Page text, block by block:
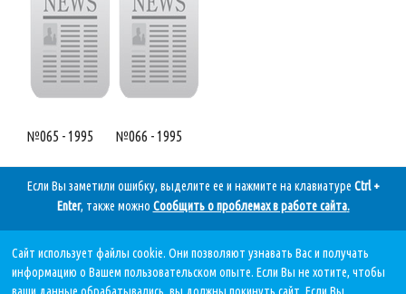
№065 - 1995 №066 - 1995
Если Вы заметили ошибку, выделите ее и нажмите на клавиатуре Ctrl +
Enter, также можно Сообщить о проблемах в работе сайта.
Дата последнего обновления:
07.08.2026, в 11 59.
Сайт использует файлы cookie. Они позволяют узнавать Вас и получать
информацию о Вашем пользовательском опыте. Если Вы не хотите, чтобы